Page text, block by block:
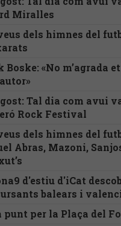
Miralles
dels himnes del
Boske: «No m’agrada
Tal dia com avui
Rock Festival
dels himnes del
Abras, Mazoni,
d'estiu d'iCat
balears i
punt per la Plaça del